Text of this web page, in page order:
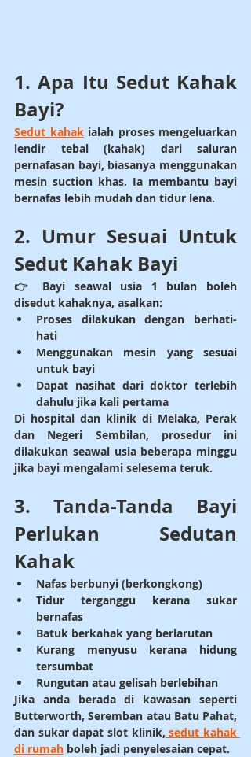
1. Apa Itu Sedut Kahak
Bayi?
Sedut kahak ialah proses mengeluarkan
lendir tebal (kahak) dari saluran
pernafasan bayi, biasanya menggunakan
mesin suction khas. Ia membantu bayi
bernafas lebih mudah dan tidur lena.
2. Umur Sesuai Untuk
Sedut Kahak Bayi
👉 Bayi seawal usia 1 bulan boleh
disedut kahaknya, asalkan:
Proses dilakukan dengan berhati-
hati
Menggunakan mesin yang sesuai
untuk bayi
Dapat nasihat dari doktor terlebih
dahulu jika kali pertama
Di hospital dan klinik di Melaka, Perak
dan Negeri Sembilan, prosedur ini
dilakukan seawal usia beberapa minggu
jika bayi mengalami selesema teruk.
3. Tanda-Tanda Bayi
Perlukan Sedutan
Kahak
Nafas berbunyi (berkongkong)
Tidur terganggu kerana sukar
bernafas
Batuk berkahak yang berlarutan
Kurang menyusu kerana hidung
tersumbat
Rungutan atau gelisah berlebihan
Butterworth, Seremban atau Batu Pahat,
dan sukar dapat slot klinik, sedut kahak
di rumah boleh jadi penyelesaian cepat.